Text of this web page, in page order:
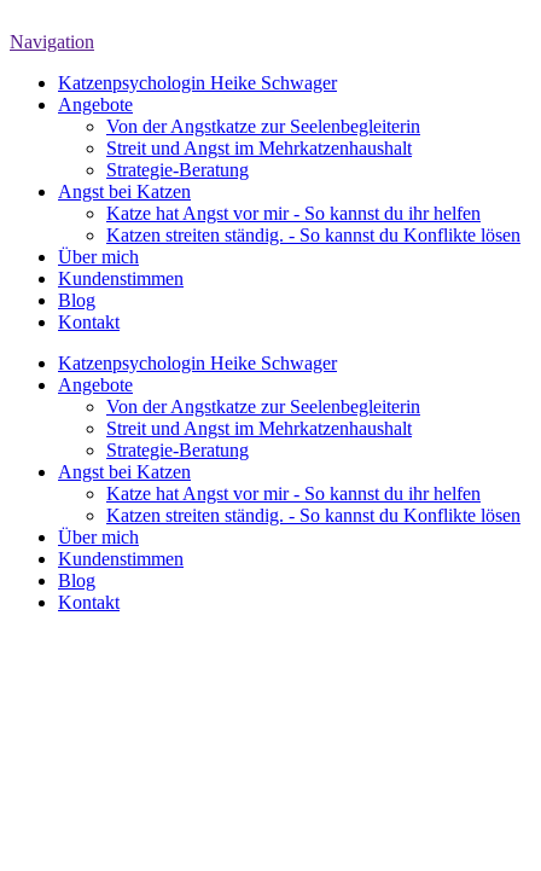
Navigation
Katzenpsychologin Heike Schwager
Angebote
Von der Angstkatze zur Seelenbegleiterin
Streit und Angst im Mehrkatzenhaushalt
Strategie-Beratung
Angst bei Katzen
Katze hat Angst vor mir - So kannst du ihr helfen
Katzen streiten ständig. - So kannst du Konflikte lösen
Über mich
Kundenstimmen
Blog
Kontakt
Katzenpsychologin Heike Schwager
Angebote
Von der Angstkatze zur Seelenbegleiterin
Streit und Angst im Mehrkatzenhaushalt
Strategie-Beratung
Angst bei Katzen
Katze hat Angst vor mir - So kannst du ihr helfen
Katzen streiten ständig. - So kannst du Konflikte lösen
Über mich
Kundenstimmen
Blog
Kontakt